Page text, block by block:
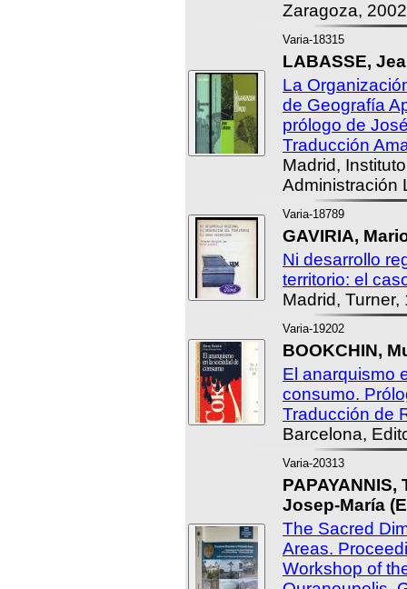
Zaragoza,
Varia-18315
LABASSE,
La
de Geografía
prólogo de
Traducción
Madrid,
Administración
Varia-18789
GAVIRIA,
Ni desarrollo
territorio: el
Madrid, Turner,
Varia-19202
BOOKCHIN,
El anarquismo
consumo.
Traducción de
Barcelona,
Varia-20313
Josep-María
The Sacred
Areas.
Workshop of